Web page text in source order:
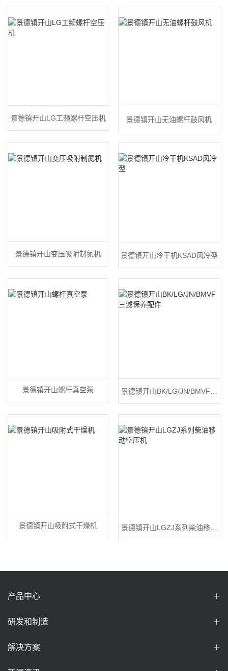
变频空压机
景德镇开山LG工频螺杆空压机 景德镇开山无油螺杆鼓风机
景德镇开山变压吸附制氮机 景德镇开山冷干机KSAD风冷型
景德镇开山螺杆真空泵 景德镇开山BK/LG/JN/BMVF三
滤保养配件
景德镇开山吸附式干燥机 景德镇开山LGZJ系列柴油移动
产品中心
研发和制造
解决方案